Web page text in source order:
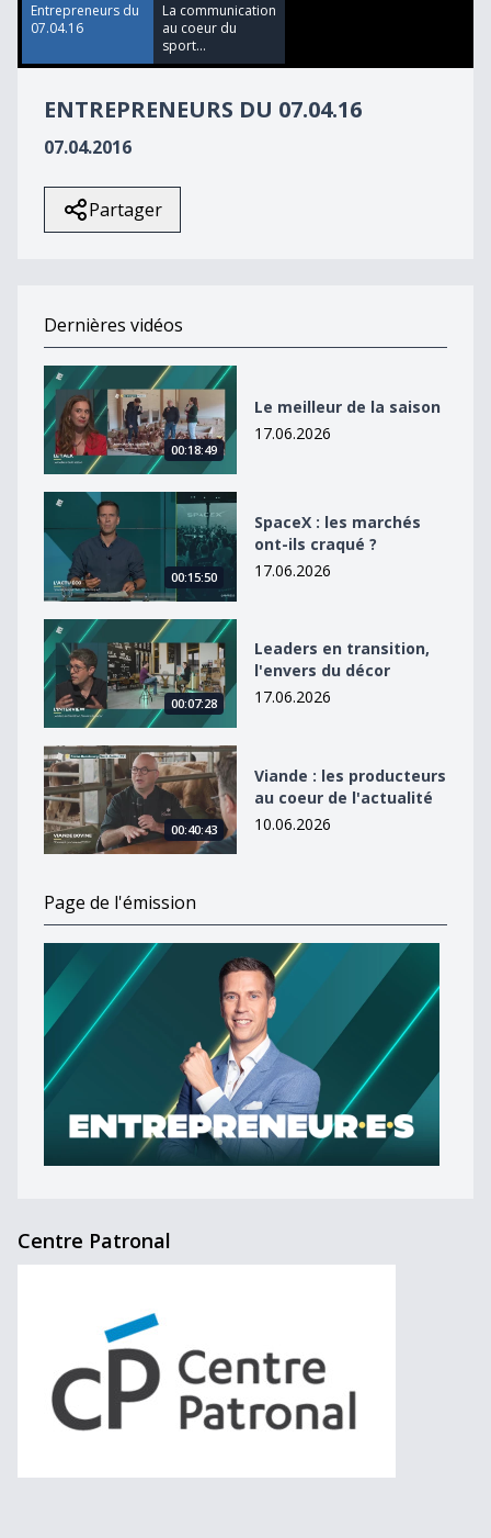
14
seconds
Entrepreneurs du
07.04.16
La communication
au coeur du
sport...
ENTREPRENEURS DU 07.04.16
07.04.2016
Partager
Dernières vidéos
Le meilleur de la saison
00:18:49
Le meilleur de la saison
17.06.2026
SpaceX : les marchés ont-ils craqué ?
00:15:50
SpaceX : les marchés
ont-ils craqué ?
17.06.2026
Leaders en transition, l&#039;envers du décor
00:07:28
Leaders en transition,
l'envers du décor
17.06.2026
Viande : les producteurs au coeur de l&#039;actualité
00:40:43
Viande : les producteurs
au coeur de l'actualité
10.06.2026
Page de l'émission
Centre Patronal